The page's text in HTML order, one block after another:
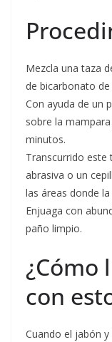
Mezcla una taza
de bicarbonato
Con ayuda de un
sobre la
minutos.
Transcurrido
abrasiva o un
las áreas donde
Enjuaga con
paño limpio.
¿Cómo
con
Cuando el jabón